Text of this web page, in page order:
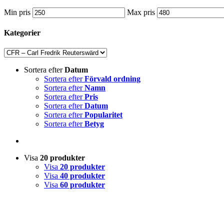
Min pris Max pris
Kategorier
Sortera efterDatum
Sortera efterFörvald ordning
Sortera efterNamn
Sortera efterPris
Sortera efterDatum
Sortera efterPopularitet
Sortera efterBetyg
Visa 20 produkter
Visa 20 produkter
Visa 40 produkter
Visa 60 produkter